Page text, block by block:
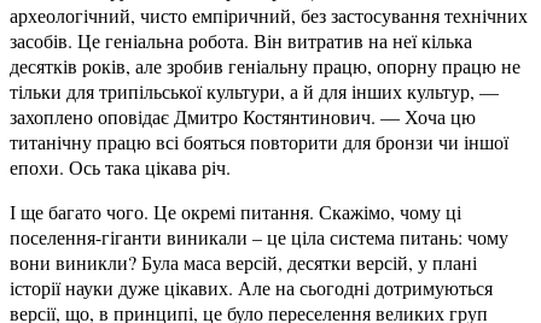
археологічний, чисто емпіричний, без застосування технічних
засобів. Це геніальна робота. Він витратив на неї кілька
десятків років, але зробив геніальну працю, опорну працю не
тільки для трипільської культури, а й для інших культур, —
захоплено оповідає Дмитро Костянтинович. — Хоча цю
титанічну працю всі бояться повторити для бронзи чи іншої
епохи. Ось така цікава річ.
І ще багато чого. Це окремі питання. Скажімо, чому ці
поселення-гіганти виникали – це ціла система питань: чому
вони виникли? Була маса версій, десятки версій, у плані
історії науки дуже цікавих. Але на сьогодні дотримуються
версії, що, в принципі, це було переселення великих груп